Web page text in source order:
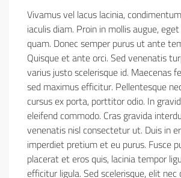
Vivamus vel lacus lacinia,
iaculis diam. Proin in mollis augue,
quam. Donec semper purus ut ante
Quisque et ante orci. Sed venenatis
varius justo scelerisque id. Maecenas
sed maximus efficitur. Pellentesque
cursus ex porta, porttitor odio. In
eleifend commodo. Cras gravida
venenatis nisl consectetur ut. Duis in
imperdiet pretium et eu purus. Fusce
placerat et eros quis, lacinia tempor
efficitur ligula. Sed scelerisque, elit